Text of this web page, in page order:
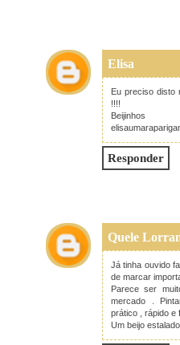
Elisa
Eu preciso disto
!!!!
Beijinhos
Responder
Quele
Já tinha ouvido
de marcar
Parece ser
mercado .
prático , rápido e
Um beijo